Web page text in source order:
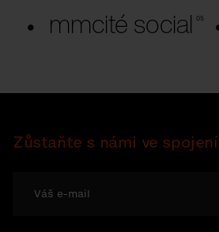
mmcité social
Zůstaňte s námi ve spojení